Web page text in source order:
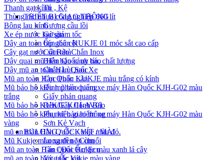
Tủ , Kệ
THIẾT BỊ GIAO THÔNG
Gương cầu lồi
Gờ giảm tốc
Ốp góc cột
Cột Rào Chắn Inox
Biển báo cảnh báo
Chắn Lùi Sau Xe
Cọc Phân Làn
Đinh phản quang
Giấy phản quang
Đèn/Gậy Cảnh Báo
Phụ kiện giao thông
Sơn Kẻ Vạch
BULONG / ỐC / VÍT / MÀI
Long đền / Cùm
Tán / Đai Ốc/ Ecu
Vít / Ốc Vít
Thanh gạt kính
Thùng rác nhựa công nghiệp 660 lít
Bông lau kính
Xe ép nước lau sàn
Dây an toàn bán thân KUKJE 01 móc sắt cao cấp
Cây gạt nước sàn nhà
Dây quai mũ Hàn Quốc uy tín, chất lượng
Dây mũ an toàn Hàn Quốc
Mũ an toàn Hàn Quốc KUKJE màu trắng có kính
Mũ bảo hộ kiểu mũ bảo hiểm xe máy Hàn Quốc KJH-G02 màu
trắng
Mũ bảo hộ KUKJE KJH-AV01
Mũ bảo hộ kiểu mũ bảo hiểm xe máy Hàn Quốc KJH-G02 màu
vàng
mũ an toàn Hàn Quốc Kukje màu đỏ.
Mũ Kukje màu xanh nõn chuối
Mũ an toàn Hàn Quốc Kukje màu xanh lá cây
mũ an toàn hàn quốc kukje màu vàng